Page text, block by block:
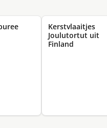
Kerstvlaaitjes
Joulutortut uit
Finland